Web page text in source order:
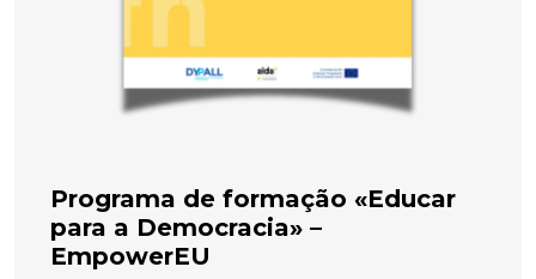
Programa de formação «Educar
para a Democracia» –
EmpowerEU